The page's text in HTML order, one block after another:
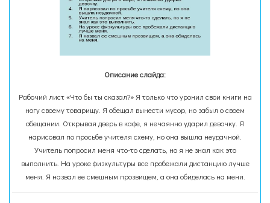
Описание слайда:
Рабочий лист «Что бы ты сказал?» Я только что уронил свои книги на
ногу своему товарищу. Я обещал вынести мусор, но забыл о своем
обещании. Открывая дверь в кафе, я нечаянно ударил девочку. Я
нарисовал по просьбе учителя схему, но она вышла неудачной.
Учитель попросил меня что-то сделать, но я не знал как это
выполнить. На уроке физкультуры все пробежали дистанцию лучше
меня. Я назвал ее смешным прозвищем, а она обиделась на меня.